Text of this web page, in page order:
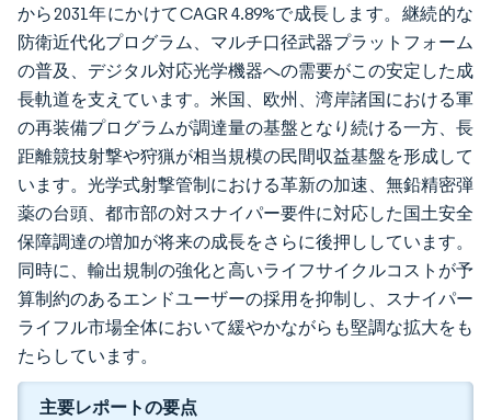
から2031年にかけてCAGR 4.89%で成長します。継続的な
防衛近代化プログラム、マルチ口径武器プラットフォーム
の普及、デジタル対応光学機器への需要がこの安定した成
長軌道を支えています。米国、欧州、湾岸諸国における軍
の再装備プログラムが調達量の基盤となり続ける一方、長
距離競技射撃や狩猟が相当規模の民間収益基盤を形成して
います。光学式射撃管制における革新の加速、無鉛精密弾
薬の台頭、都市部の対スナイパー要件に対応した国土安全
保障調達の増加が将来の成長をさらに後押ししています。
同時に、輸出規制の強化と高いライフサイクルコストが予
算制約のあるエンドユーザーの採用を抑制し、スナイパー
ライフル市場全体において緩やかながらも堅調な拡大をも
たらしています。
主要レポートの要点